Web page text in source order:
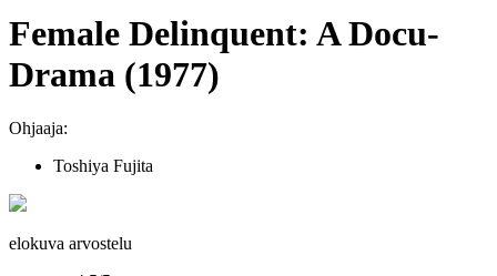
Female Delinquent: A Docu-
Drama (1977)
Ohjaaja:
Toshiya Fujita
elokuva arvostelu